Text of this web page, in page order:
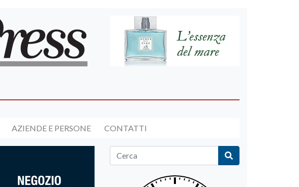
AZIENDE E PERSONE CONTATTI